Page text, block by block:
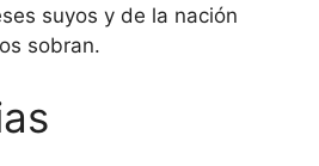
suyos y de la nación
sobran.